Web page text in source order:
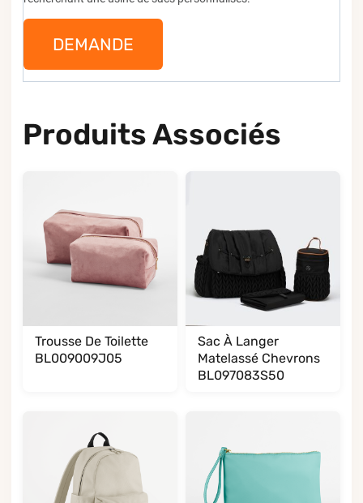
DEMANDE
Produits Associés
Trousse De Toilette
BL009009J05
Sac À Langer
Matelassé Chevrons
BL097083S50